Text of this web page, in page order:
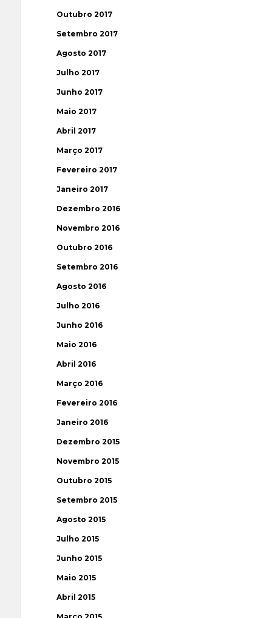
Outubro 2017
Setembro 2017
Agosto 2017
Julho 2017
Junho 2017
Maio 2017
Abril 2017
Março 2017
Fevereiro 2017
Janeiro 2017
Dezembro 2016
Novembro 2016
Outubro 2016
Setembro 2016
Agosto 2016
Julho 2016
Junho 2016
Maio 2016
Abril 2016
Março 2016
Fevereiro 2016
Janeiro 2016
Dezembro 2015
Novembro 2015
Outubro 2015
Setembro 2015
Agosto 2015
Julho 2015
Junho 2015
Maio 2015
Abril 2015